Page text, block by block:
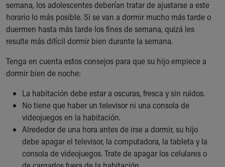
Health Info
Health Information
Healthy Info, Healthy Kids
Inside Children's Blog
Family Library
Educational Resources
Injury Prevention
Medical Records
Symptom Checker
Skip to main content
semana, los adolescentes deberían tratar de ajustarse a este
horario lo más posible. Si se van a dormir mucho más tarde o
duermen hasta más tarde los fines de semana, quizá les
resulte más difícil dormir bien durante la semana.
Tenga en cuenta estos consejos para que su hijo empiece a
dormir bien de noche:
La habitación debe estar a oscuras, fresca y sin ruidos.
No tiene que haber un televisor ni una consola de
videojuegos en la habitación.
Alrededor de una hora antes de irse a dormir, su hijo
debe apagar el televisor, la computadora, la tableta y la
consola de videojuegos. Trate de apagar los celulares o